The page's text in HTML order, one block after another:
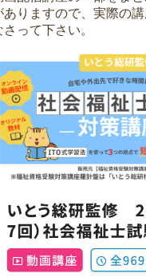
ありますので、実際の
さって下さい。